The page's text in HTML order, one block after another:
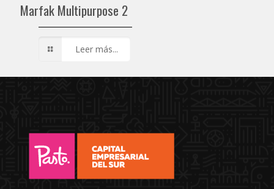
Marfak Multipurpose 2
Leer más...